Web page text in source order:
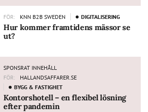
FÖR: KNN B2B SWEDEN DIGITALISERING
Hur kommer framtidens mässor se
ut?
SPONSRAT INNEHÅLL
FÖR:
HALLANDSAFFARER.SE
BYGG & FASTIGHET
Kontorshotell – en flexibel lösning
efter pandemin